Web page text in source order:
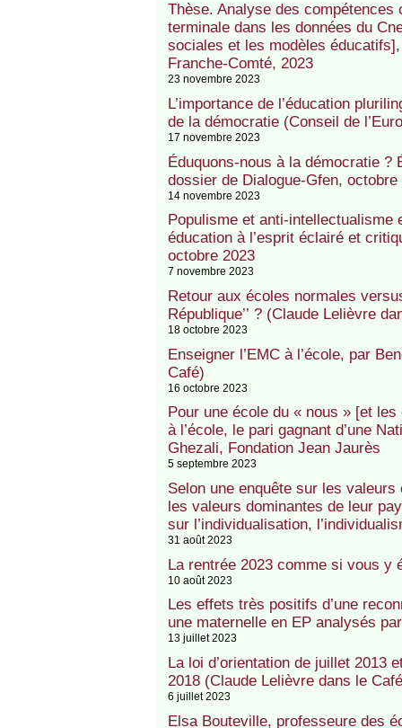
Thèse. Analyse des compétences
terminale dans les données du
sociales et les modèles
Franche-Comté, 2023
23 novembre 2023
L’importance de l’éducation
de la démocratie (Conseil de
17 novembre 2023
Éduquons-nous à la démocratie ?
dossier de Dialogue-Gfen,
14 novembre 2023
Populisme et anti-intellectualisme
éducation à l’esprit éclairé et
octobre 2023
7 novembre 2023
Retour aux écoles normales
République’’ ? (Claude Lelièvre
18 octobre 2023
Enseigner l’EMC à l’école, par
Café)
16 octobre 2023
Pour une école du « nous » [et
à l’école, le pari gagnant d’une
Ghezali, Fondation Jean Jaurès
5 septembre 2023
Selon une enquête sur les
les valeurs dominantes de leur
sur l’individualisation,
31 août 2023
La rentrée 2023 comme si vous y
10 août 2023
Les effets très positifs d’une
une maternelle en EP analysés
13 juillet 2023
La loi d’orientation de juillet 2013
2018 (Claude Lelièvre dans le
6 juillet 2023
Elsa Bouteville, professeure des